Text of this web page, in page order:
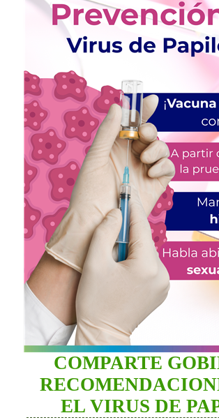
COMPARTE
EL VIRUS DE